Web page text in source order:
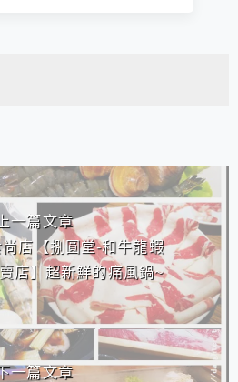
一篇文章
店【捌圓堂-和牛龍蝦
店】超新鮮的痛風鍋~
一篇文章